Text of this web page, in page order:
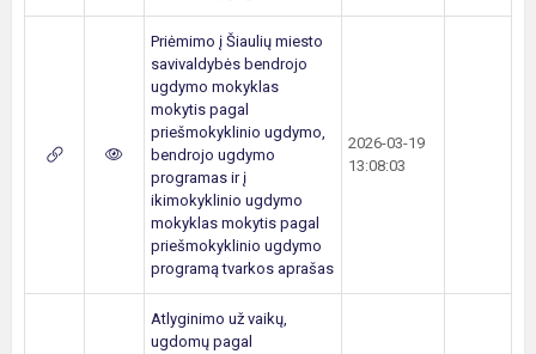
Priėmimo į Šiaulių miesto
savivaldybės bendrojo
ugdymo mokyklas
mokytis pagal
priešmokyklinio ugdymo,
bendrojo ugdymo
programas ir į
ikimokyklinio ugdymo
mokyklas mokytis pagal
priešmokyklinio ugdymo
programą tvarkos aprašas
2026-03-19
13:08:03
Atlyginimo už vaikų,
ugdomų pagal